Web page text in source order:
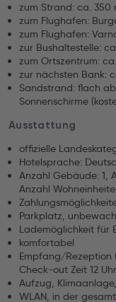
zum Strand: ca. 350
zum Flughafen:
zum Flughafen:
zur Bushaltestelle:
zum Ortszentrum:
zur nächsten Bank:
Sandstrand: flach
Sonnenschirme
Ausstattung
offizielle
Hotelsprache:
Anzahl Gebäude: 1,
Anzahl
Parkplatz,
Lademöglichkeit für
komfortabel
Empfang/Rezeption
Check-out Zeit 12
Aufzug,
WLAN, in der